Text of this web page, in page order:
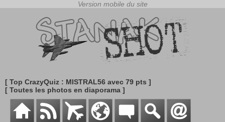
[ Top CrazyQuiz : MISTRAL56 avec 79 pts ]
[ Toutes les photos en diaporama ]